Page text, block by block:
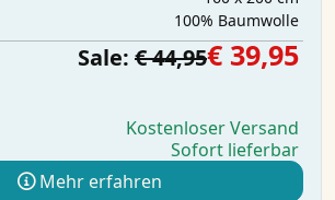
100% Baumwolle
Sale: € 44,95€ 39,95
Kostenloser Versand
Sofort lieferbar
Mehr erfahren